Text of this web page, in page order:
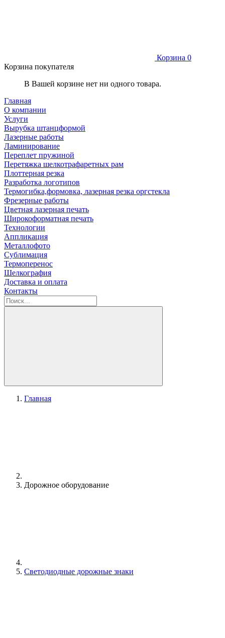
Корзина 0
Корзина покупателя
В Вашей корзине нет ни одного товара.
Главная
О компании
Услуги
Вырубка штанцформой
Лазерные работы
Ламинирование
Переплет пружиной
Перетяжка шелкотрафаретных рам
Плоттерная резка
Разработка логотипов
Термогибка,формовка, лазерная резка оргстекла
Фрезерные работы
Цветная лазерная печать
Широкоформатная печать
Технологии
Аппликация
Металлофото
Сублимация
Термоперенос
Шелкография
Доставка и оплата
Контакты
Главная
Дорожное оборудование
Светодиодные дорожные знаки